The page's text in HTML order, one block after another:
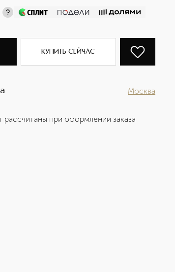
КУПИТЬ СЕЙЧАС
Москва
рассчитаны при оформлении заказа